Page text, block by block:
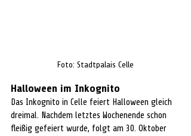
Foto: Stadtpalais Celle
Halloween im Inkognito
Das Inkognito in Celle feiert Halloween gleich
dreimal. Nachdem letztes Wochenende schon
fleißig gefeiert wurde, folgt am 30. Oktober